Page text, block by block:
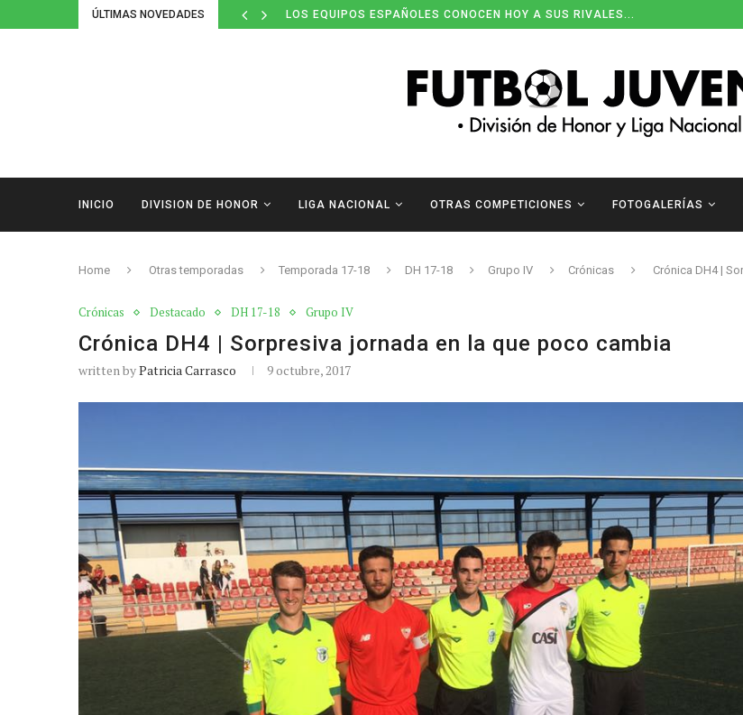
ÚLTIMAS NOVEDADES LOS EQUIPOS ESPAÑOLES CONOCEN HOY A SUS RIVALES...
INICIO DIVISION DE HONOR LIGA NACIONAL OTRAS COMPETICIONES FOTOGALERÍAS
Home Otras temporadas Temporada 17-18 DH 17-18 Grupo IV Crónicas Crónica DH4 |
Crónicas Destacado DH 17-18 Grupo IV
Crónica DH4 | Sorpresiva jornada en la que poco cambia
written byPatricia Carrasco 9 octubre, 2017